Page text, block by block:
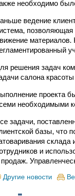
необходимо
ведение
позволяющая
материалов.
решения задач
салона
проекта
необходимыми
задачи,
базы, что
и
продаж.
Другие новости